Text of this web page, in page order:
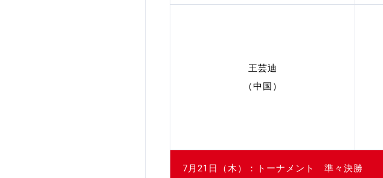
王芸迪
（中国）
7月21日（木）：トーナメント 準々決勝